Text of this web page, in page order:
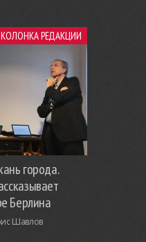
КОЛОНКА РЕДАКЦИИ
города.
Берлина
Шавлов